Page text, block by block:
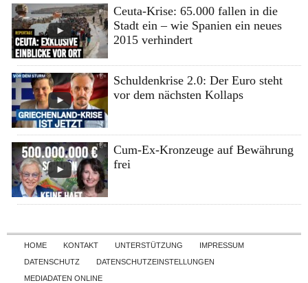
Ceuta-Krise: 65.000 fallen in die
Stadt ein – wie Spanien ein neues
2015 verhindert
Schuldenkrise 2.0: Der Euro steht
vor dem nächsten Kollaps
Cum-Ex-Kronzeuge auf Bewährung
frei
Skip to content
HOME KONTAKT UNTERSTÜTZUNG
IMPRESSUM
DATENSCHUTZ
DATENSCHUTZEINSTELLUNGEN
MEDIADATEN ONLINE